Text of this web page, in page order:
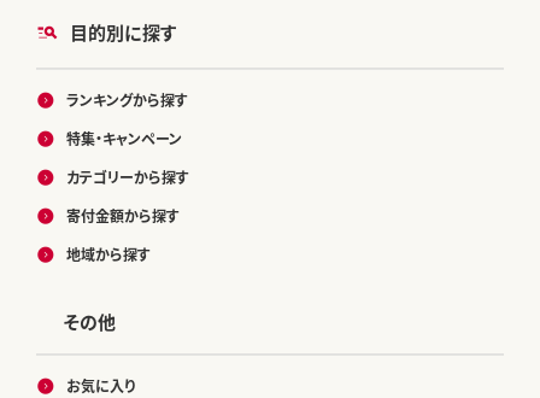
目的別に探す
ランキングから探す
特集・キャンペーン
カテゴリーから探す
寄付金額から探す
地域から探す
その他
お気に入り